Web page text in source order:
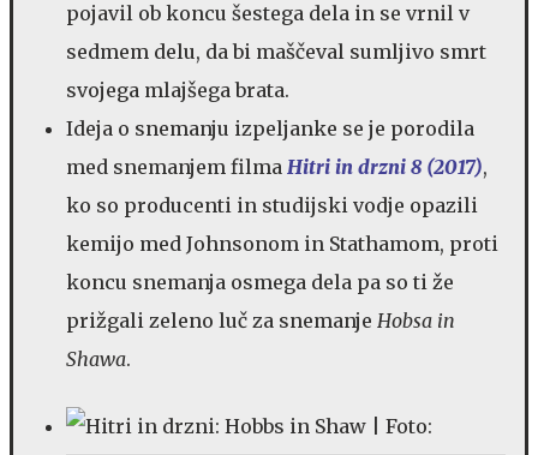
pojavil ob koncu šestega dela in se vrnil v
sedmem delu, da bi maščeval sumljivo smrt
svojega mlajšega brata.
Ideja o snemanju izpeljanke se je porodila
med snemanjem filma Hitri in drzni 8 (2017),
ko so producenti in studijski vodje opazili
kemijo med Johnsonom in Stathamom, proti
koncu snemanja osmega dela pa so ti že
prižgali zeleno luč za snemanje Hobsa in
Shawa.